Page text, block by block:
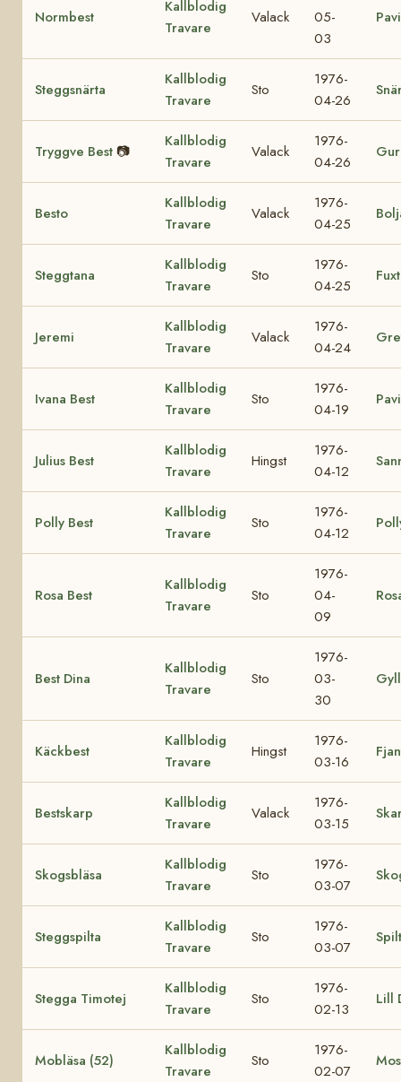
Normbest
Kallblodig
Travare
Valack
05-
03
Steggsnärta
Kallblodig
Travare
Sto
1976-
04-26
Tryggve Best 📷
Kallblodig
Travare
Valack
1976-
04-26
Besto
Kallblodig
Travare
Valack
1976-
04-25
Steggtana
Kallblodig
Travare
Sto
1976-
04-25
Jeremi
Kallblodig
Travare
Valack
1976-
04-24
Ivana Best
Kallblodig
Travare
Sto
1976-
04-19
Julius Best
Kallblodig
Travare
Hingst
1976-
04-12
Polly Best
Kallblodig
Travare
Sto
1976-
04-12
Rosa Best
Kallblodig
Travare
Sto
1976-
04-
09
Best Dina
Kallblodig
Travare
Sto
1976-
03-
30
Käckbest
Kallblodig
Travare
Hingst
1976-
03-16
Bestskarp
Kallblodig
Travare
Valack
1976-
03-15
Skogsbläsa
Kallblodig
Travare
Sto
1976-
03-07
Steggspilta
Kallblodig
Travare
Sto
1976-
03-07
Stegga Timotej
Kallblodig
Travare
Sto
1976-
02-13
Lill
Mobläsa (52)
Kallblodig
Travare
Sto
1976-
02-07